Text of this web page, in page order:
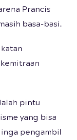
Prancis
basa-basi.
pintu
yang bisa
pengambil